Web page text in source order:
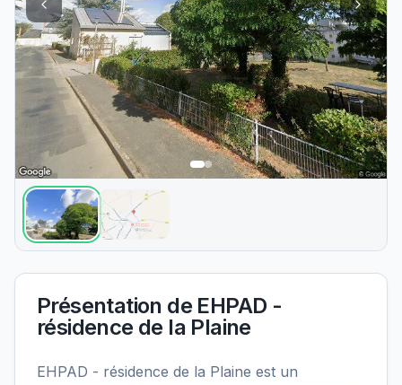
Présentation de EHPAD -
résidence de la Plaine
EHPAD - résidence de la Plaine est un